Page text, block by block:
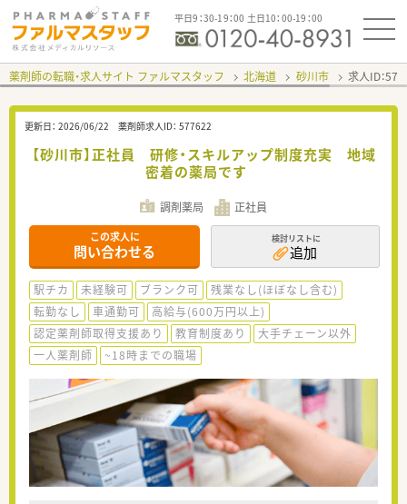
平日9：30-19：00 土日10：00-19：00
薬剤師の転職・求人サイト ファルマスタッフ 北海道 砂川市 求人ID：
更新日： 2026/06/22 薬剤師求人ID： 577622
【砂川市】正社員 研修・スキルアップ制度充実 地域
密着の薬局です
調剤薬局 正社員
この求人に
問い合わせる
検討リストに
追加
駅チカ 未経験可 ブランク可
残業なし(ほぼなし含む)
転勤なし
車通勤可
高給与(600万円以上)
認定薬剤師取得支援あり
教育制度あり
大手チェーン以外
一人薬剤師
~18時までの職場